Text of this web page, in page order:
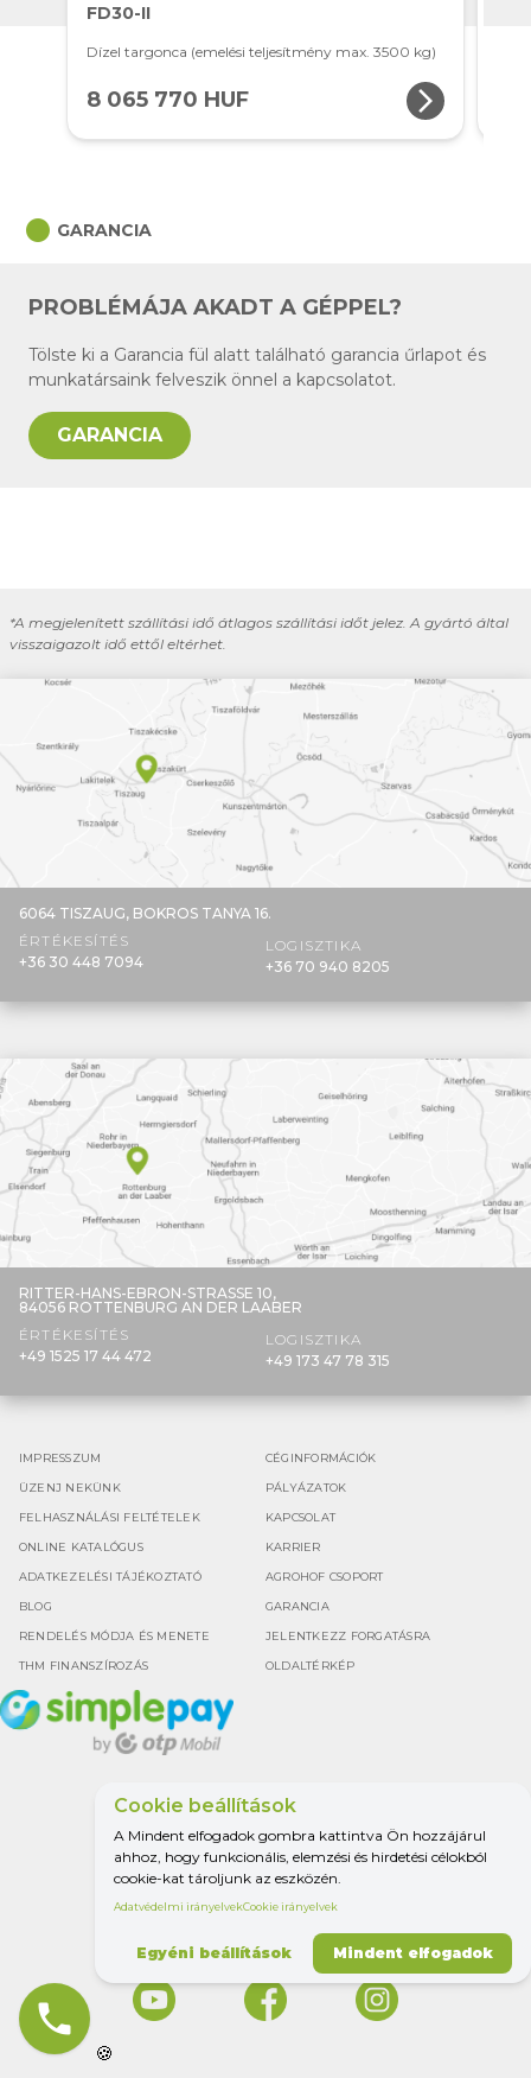
FD30-II
Dízel targonca (emelési teljesítmény max. 3500 kg)
8 065 770 HUF arrow_forward_ios
circle GARANCIA
PROBLÉMÁJA AKADT A GÉPPEL?
Tölste ki a Garancia fül alatt található garancia űrlapot és
munkatársaink felveszik önnel a kapcsolatot.
GARANCIA
*A megjelenített szállítási idő átlagos szállítási időt jelez. A gyártó által
visszaigazolt idő ettől eltérhet.
6064 TISZAUG, BOKROS TANYA 16.
ÉRTÉKESÍTÉS
+36 30 448 7094
LOGISZTIKA
+36 70 940 8205
RITTER-HANS-EBRON-STRASSE 10,
84056 ROTTENBURG AN DER LAABER
ÉRTÉKESÍTÉS
+49 1525 17 44 472
LOGISZTIKA
+49 173 47 78 315
IMPRESSZUM CÉGINFORMÁCIÓK
ÜZENJ NEKÜNK PÁLYÁZATOK
FELHASZNÁLÁSI FELTÉTELEK KAPCSOLAT
ONLINE KATALÓGUS KARRIER
ADATKEZELÉSI TÁJÉKOZTATÓ AGROHOF CSOPORT
BLOG GARANCIA
RENDELÉS MÓDJA ÉS MENETE JELENTKEZZ FORGATÁSRA
THM FINANSZÍROZÁS OLDALTÉRKÉP
MEZŐGAZDASÁGHOZ.
4.5
phone
🍪
Cookie beállítások
A Mindent elfogadok gombra kattintva Ön hozzájárul
ahhoz, hogy funkcionális, elemzési és hirdetési célokból
cookie-kat tároljunk az eszközén.
Adatvédelmi irányelvekCookie irányelvek
Egyéni beállítások Mindent elfogadok